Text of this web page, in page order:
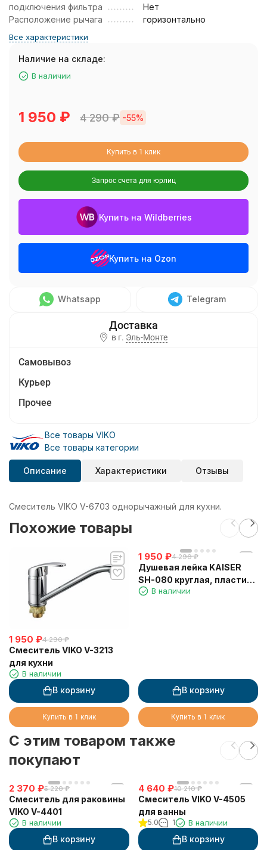
подключения фильтра
Нет
Расположение рычага
горизонтально
Все характеристики
Наличие на складе:
В наличии
1 950 ₽ 4 290₽ -55%
Купить в 1 клик
Запрос счета для юрлиц
Купить на Wildberries
Купить на Ozon
Whatsapp Telegram
в г. Эль-Монте
Самовывоз
Курьер
Прочее
Все товары VIKO
Все товары категории
Описание Характеристики Отзывы
Смеситель VIKO V-6703 однорычажный для кухни.
Похожие товары
1 950 ₽4 290 ₽
Смеситель VIKO V-3213
для кухни
В наличии
В корзину
Купить в 1 клик
1 950 ₽4 290 ₽
Душевая лейка KAISER
SH-080 круглая, пластик,
3 режима, Ø110х237 мм,
В наличии
В корзину
Купить в 1 клик
C этим товаром также
покупают
2 370 ₽5 220 ₽
Смеситель для раковины
VIKO V-4401
В наличии
В корзину
4 640 ₽10 210 ₽
Смеситель VIKO V-4505
для ванны
5.0 1 В наличии
В корзину